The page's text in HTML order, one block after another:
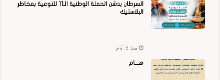
السرطان يدشن الحملة الوطنية الـ11 للتوعية بمخاطر
البلاستيك
منذ 5 أيام
هــــام